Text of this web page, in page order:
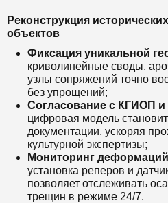
Реконструкция
объектов
Фиксация уникальной
криволинейные своды,
узлы сопряжений точно
без упрощений;
Согласование с КГИОП
цифровая модель
документации, ускоряя
культурной экспертизы;
Мониторинг
установка реперов и
позволяет отслеживать
трещин в режиме 24/7.